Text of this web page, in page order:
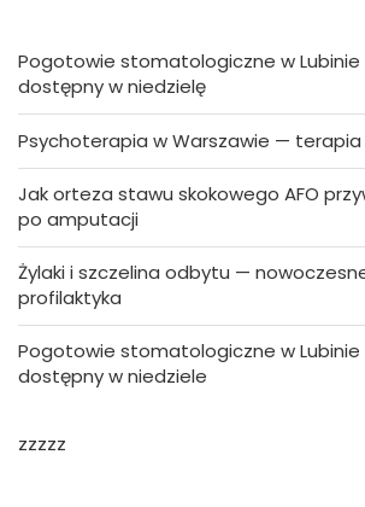
Pogotowie stomatologiczne w
dostępny w niedzielę
Psychoterapia w Warszawie —
Jak orteza stawu skokowego AFO
po amputacji
Żylaki i szczelina odbytu —
profilaktyka
Pogotowie stomatologiczne w
dostępny w niedziele
zzzzz